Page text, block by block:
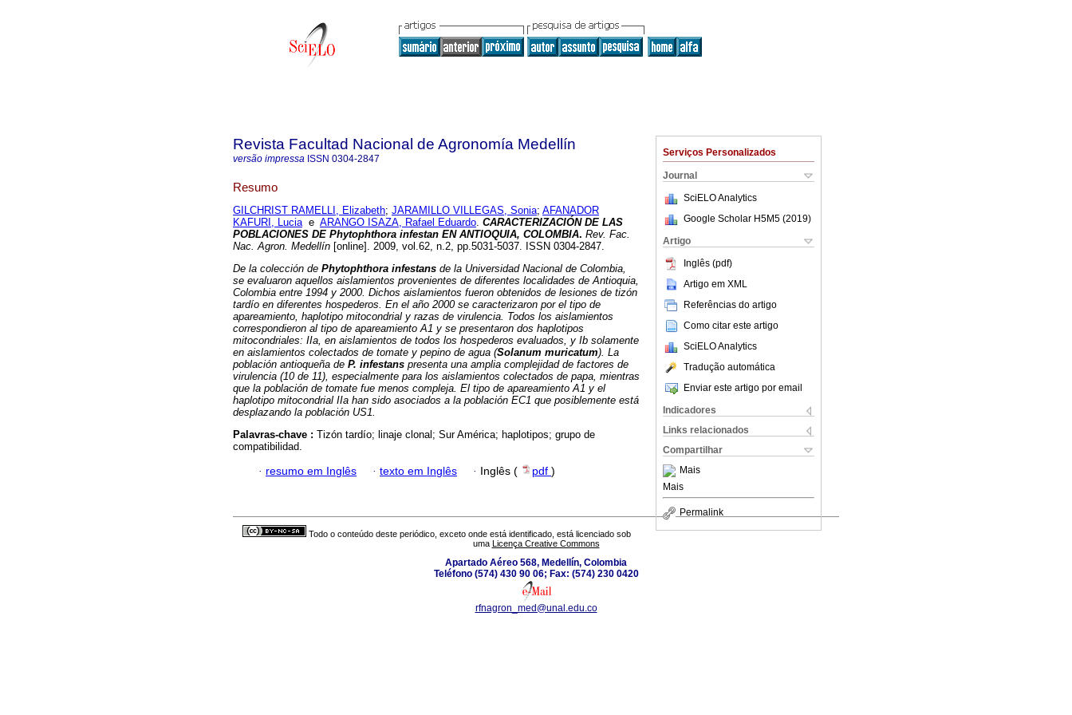
Serviços Personalizados
Journal
SciELO Analytics
Google Scholar H5M5 (2019)
Artigo
Inglês (pdf)
Artigo em XML
Referências do artigo
Como citar este artigo
SciELO Analytics
Tradução automática
Enviar este artigo por email
Indicadores
Links relacionados
Compartilhar
Mais
Mais
Permalink
Revista Facultad Nacional de Agronomía Medellín
versão impressa ISSN 0304-2847
Resumo
GILCHRIST RAMELLI, Elizabeth; JARAMILLO VILLEGAS, Sonia; AFANADOR
KAFURI, Luciae ARANGO ISAZA, Rafael Eduardo. CARACTERIZACIÓN DE LAS
POBLACIONES DE Phytophthora infestan EN ANTIOQUIA, COLOMBIA. Rev. Fac.
Nac. Agron. Medellín [online]. 2009, vol.62, n.2, pp.5031-5037. ISSN 0304-2847.
De la colección de Phytophthora infestans de la Universidad Nacional de Colombia,
se evaluaron aquellos aislamientos provenientes de diferentes localidades de Antioquia,
Colombia entre 1994 y 2000. Dichos aislamientos fueron obtenidos de lesiones de tizón
tardío en diferentes hospederos. En el año 2000 se caracterizaron por el tipo de
apareamiento, haplotipo mitocondrial y razas de virulencia. Todos los aislamientos
correspondieron al tipo de apareamiento A1 y se presentaron dos haplotipos
mitocondriales: IIa, en aislamientos de todos los hospederos evaluados, y Ib solamente
en aislamientos colectados de tomate y pepino de agua (Solanum muricatum). La
población antioqueña de P. infestans presenta una amplia complejidad de factores de
virulencia (10 de 11), especialmente para los aislamientos colectados de papa, mientras
que la población de tomate fue menos compleja. El tipo de apareamiento A1 y el
haplotipo mitocondrial IIa han sido asociados a la población EC1 que posiblemente está
desplazando la población US1.
Palavras-chave : Tizón tardío; linaje clonal; Sur América; haplotipos; grupo de
compatibilidad.
· resumo em Inglês · texto em Inglês · Inglês ( pdf )
Todo o conteúdo deste periódico, exceto onde está identificado, está licenciado sob
uma Licença Creative Commons
Apartado Aéreo 568, Medellín, Colombia
Teléfono (574) 430 90 06; Fax: (574) 230 0420
rfnagron_med@unal.edu.co